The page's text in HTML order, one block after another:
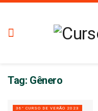
Tag: Gênero
36° CURSO DE VERÃO 2023